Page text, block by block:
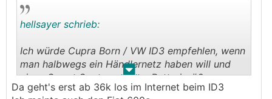
. .
hellsayer schrieb:
Ich würde Cupra Born / VW ID3 empfehlen, wenn
man halbwegs ein Händlernetz haben will und
einen Sweet Spot aus Platz, Batterigröße,
Fahrverhalten (Hinterradantrieb!) bevorzugt. Ich
Da geht's erst ab 36k los im Internet beim ID3